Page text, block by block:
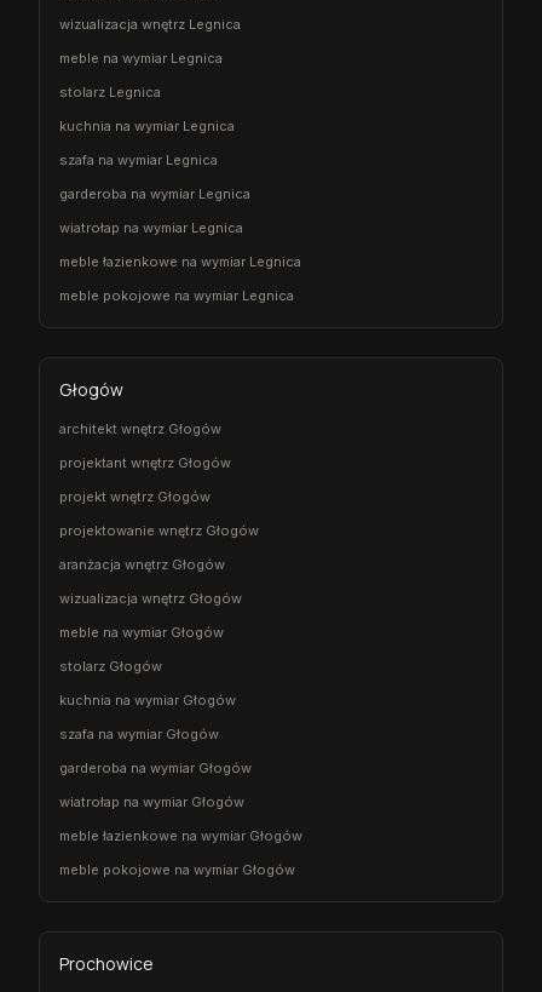
wizualizacja wnętrz Legnica
meble na wymiar Legnica
stolarz Legnica
kuchnia na wymiar Legnica
szafa na wymiar Legnica
garderoba na wymiar Legnica
wiatrołap na wymiar Legnica
meble łazienkowe na wymiar Legnica
meble pokojowe na wymiar Legnica
Głogów
architekt wnętrz Głogów
projektant wnętrz Głogów
projekt wnętrz Głogów
projektowanie wnętrz Głogów
aranżacja wnętrz Głogów
wizualizacja wnętrz Głogów
meble na wymiar Głogów
stolarz Głogów
kuchnia na wymiar Głogów
szafa na wymiar Głogów
garderoba na wymiar Głogów
wiatrołap na wymiar Głogów
meble łazienkowe na wymiar Głogów
meble pokojowe na wymiar Głogów
Prochowice